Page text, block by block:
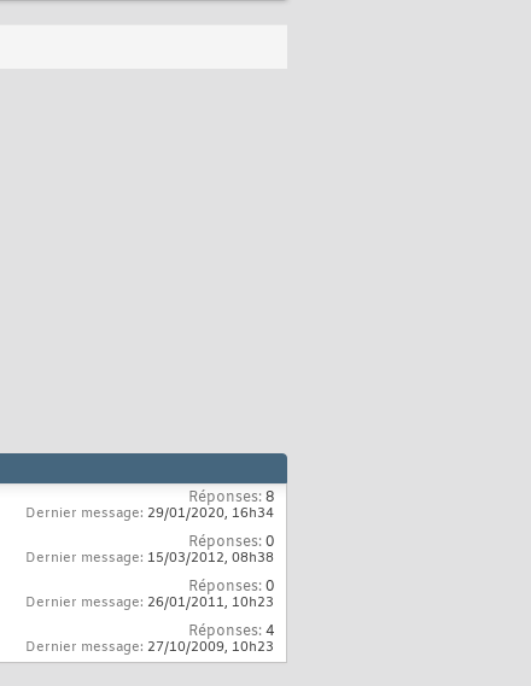
Réponses:8
Dernier message: 29/01/2020, 16h34
Réponses:0
Dernier message: 15/03/2012, 08h38
Réponses:0
Dernier message: 26/01/2011, 10h23
Réponses:4
Dernier message: 27/10/2009, 10h23